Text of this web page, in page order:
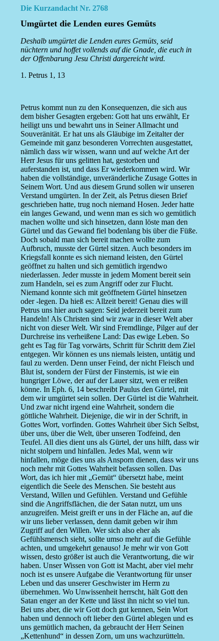
Die Kurzandacht Nr. 2768
Umgürtet die Lenden eures Gemüts
Deshalb umgürtet die Lenden eures Gemüts, seid
nüchtern und hoffet vollends auf die Gnade, die euch in
der Offenbarung Jesu Christi dargereicht wird.
1. Petrus 1, 13
Petrus kommt nun zu den Konsequenzen, die sich aus
dem bisher Gesagten ergeben: Gott hat uns erwählt, Er
heiligt uns und bewahrt uns in Seiner Allmacht und
Souveränität. Er hat uns als Gläubige im Zeitalter der
Gemeinde mit ganz besonderen Vorrechten ausgestattet,
nämlich dass wir wissen, wann und auf welche Art der
Herr Jesus für uns gelitten hat, gestorben und
auferstanden ist, und dass Er wiederkommen wird. Wir
haben die vollständige, unveränderliche Zusage Gottes in
Seinem Wort. Und aus diesem Grund sollen wir unseren
Verstand umgürten. In der Zeit, als Petrus diesen Brief
geschrieben hatte, trug noch niemand Hosen. Jeder hatte
ein langes Gewand, und wenn man es sich wo gemütlich
machen wollte und sich hinsetzen, dann löste man den
Gürtel und das Gewand fiel bodenlang bis über die Füße.
Doch sobald man sich bereit machen wollte zum
Aufbruch, musste der Gürtel sitzen. Auch besonders im
Kriegsfall konnte es sich niemand leisten, den Gürtel
geöffnet zu halten und sich gemütlich irgendwo
niederlassen. Jeder musste in jedem Moment bereit sein
zum Handeln, sei es zum Angriff oder zur Flucht.
Niemand konnte sich mit geöffnetem Gürtel hinsetzen
oder -legen. Da hieß es: Allzeit bereit! Genau dies will
Petrus uns hier auch sagen: Seid jederzeit bereit zum
Handeln! Als Christen sind wir zwar in dieser Welt aber
nicht von dieser Welt. Wir sind Fremdlinge, Pilger auf der
Durchreise ins verheißene Land: Das ewige Leben. So
geht es Tag für Tag vorwärts, Schritt für Schritt dem Ziel
entgegen. Wir können es uns niemals leisten, untätig und
faul zu werden. Denn unser Feind, der nicht Fleisch und
Blut ist, sondern der Fürst der Finsternis, ist wie ein
hungriger Löwe, der auf der Lauer sitzt, wen er reißen
könne. In Eph. 6, 14 beschreibt Paulus den Gürtel, mit
dem wir umgürtet sein sollen. Der Gürtel ist die Wahrheit.
Und zwar nicht irgend eine Wahrheit, sondern die
göttliche Wahrheit. Diejenige, die wir in der Schrift, in
Gottes Wort, vorfinden. Gottes Wahrheit über Sich Selbst,
über uns, über die Welt, über unseren Todfeind, den
Teufel. All dies dient uns als Gürtel, der uns hilft, dass wir
nicht stolpern und hinfallen. Jedes Mal, wenn wir
hinfallen, möge dies uns als Ansporn dienen, dass wir uns
noch mehr mit Gottes Wahrheit befassen sollen. Das
Wort, das ich hier mit „Gemüt“ übersetzt habe, meint
eigentlich die Seele des Menschen. Sie besteht aus
Verstand, Willen und Gefühlen. Verstand und Gefühle
sind die Angriffsflächen, die der Satan nutzt, um uns
anzugreifen. Meist greift er uns in der Fläche an, auf die
wir uns lieber verlassen, denn damit geben wir ihm
Zugriff auf den Willen. Wer sich also eher als
Gefühlsmensch sieht, sollte umso mehr auf die Gefühle
achten, und umgekehrt genauso! Je mehr wir von Gott
wissen, desto größer ist auch die Verantwortung, die wir
haben. Unser Wissen von Gott ist Macht, aber viel mehr
noch ist es unsere Aufgabe die Verantwortung für unser
Leben und das unserer Geschwister im Herrn zu
übernehmen. Wo Unwissenheit herrscht, hält Gott den
Satan enger an der Kette und lässt ihn nicht so viel tun.
Bei uns aber, die wir Gott doch gut kennen, Sein Wort
haben und dennoch oft lieber den Gürtel ablegen und es
uns gemütlich machen, da gebraucht der Herr Seinen
„Kettenhund“ in dessen Zorn, um uns wachzurütteln.